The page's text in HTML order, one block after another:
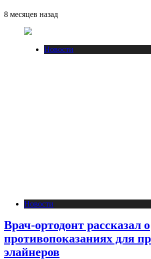
8 месяцев назад
Новости
Новости
Врач-ортодонт рассказал о
противопоказаниях для
элайнеров